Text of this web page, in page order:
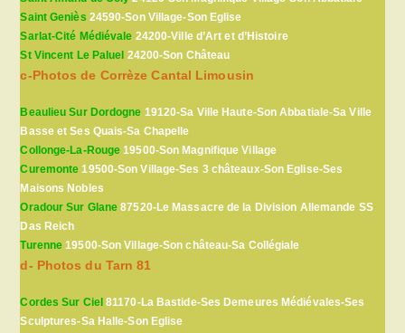
Saint Geniès 24590-Son Village-Son Eglise
Sarlat-Cité Médiévale 24200-Ville d’Art et d’Histoire
St Vincent Le Paluel 24200-Son Château
c-Photos de Corrèze Cantal Limousin
Beaulieu Sur Dordogne 19120-Sa Ville Haute-Son Abbatiale-Sa Ville
Basse et Ses Quais-Sa Chapelle
Collonge-La-Rouge 19500-Son Magnifique Village
Curemonte 19500-Son Village-Ses 3 châteaux-Son Eglise-Ses
Maisons Nobles
Oradour Sur Glane 87520-Le Massacre de la Division Allemande SS
Das Reich
Turenne 19500-Son Village-Son château-Sa Collégiale
d- Photos du Tarn 81
Cordes Sur Ciel 81170-La Bastide-Ses Demeures Médiévales-Ses
Sculptures-Sa Halle-Son Eglise